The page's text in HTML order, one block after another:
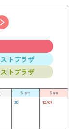
トプラザ
トプラザ
Sat Sun
30 12/01